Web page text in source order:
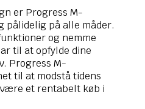
er Progress M-
pålidelig på alle måder.
og nemme
til at opfylde dine
Progress M-
til at modstå tidens
et rentabelt køb i